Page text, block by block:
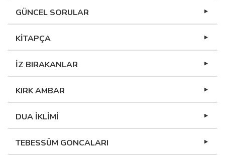
GÜNCEL SORULAR
KİTAPÇA
İZ BIRAKANLAR
KIRK AMBAR
DUA İKLİMİ
TEBESSÜM GONCALARI